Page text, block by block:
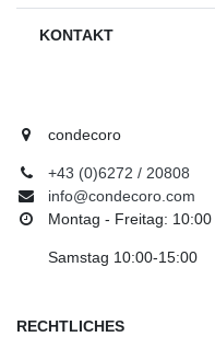
KONTAKT
condecoro
+43 (0)6272 / 20808
info@condecoro.com
Montag - Freitag:
Samstag 10:00-15:00
RECHTLICHES